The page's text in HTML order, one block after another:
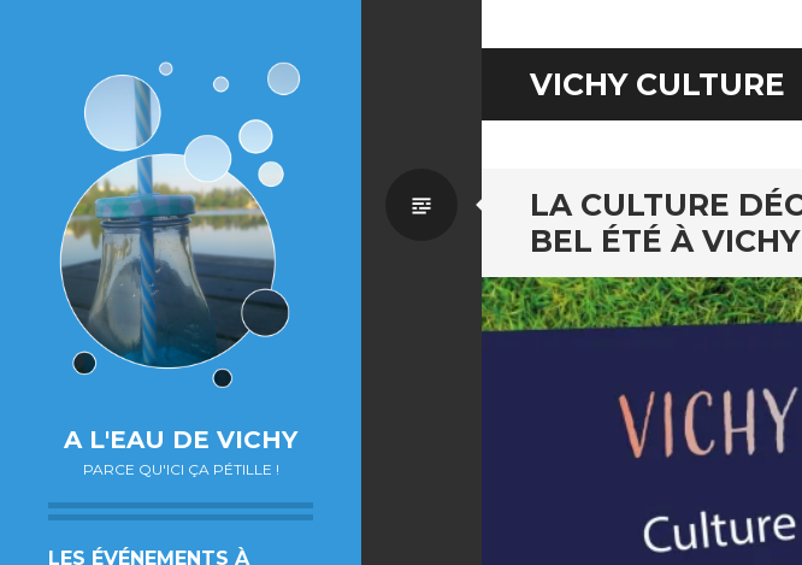
A L'EAU DE VICHY
PARCE QU'ICI ÇA PÉTILLE !
LES ÉVÉNEMENTS À
VICHY CULTURE
LA CULTURE
BEL ÉTÉ À VICHY
Par
défaut